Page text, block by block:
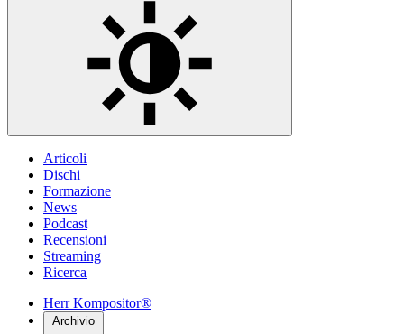
Articoli
Dischi
Formazione
News
Podcast
Recensioni
Streaming
Ricerca
Herr Kompositor®
Archivio